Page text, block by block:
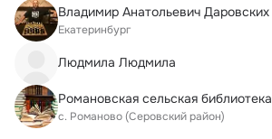
Владимир Анатольевич Даровских
Екатеринбург
Людмила Людмила
Романовская сельская библиотека
с. Романово (Серовский район)